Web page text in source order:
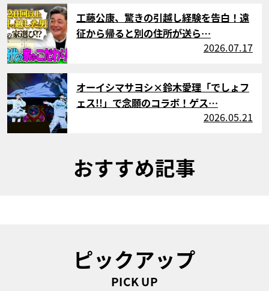
サムネイル
工藤公康、驚きの引越し経験を告白！遠
征から帰ると別の住所が送ら…
2026.07.17
サムネイル
オーイシマサヨシ×鈴木愛理「でしょフ
ェス!!」で念願のコラボ！ゲス…
2026.05.21
おすすめ記事
ピックアップ
PICK UP